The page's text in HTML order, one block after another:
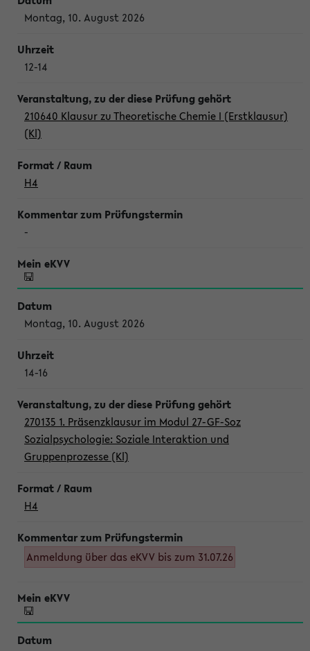
Montag, 10. August 2026
12-14
210640 Klausur zu Theoretische Chemie I (Erstklausur)
(Kl)
H4
-
Montag, 10. August 2026
14-16
270135 1. Präsenzklausur im Modul 27-GF-Soz
Sozialpsychologie: Soziale Interaktion und
Gruppenprozesse (Kl)
H4
Anmeldung über das eKVV bis zum 31.07.26